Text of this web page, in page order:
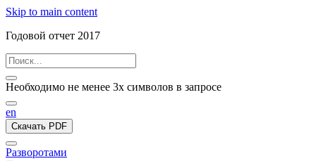
Skip to main content
Годовой отчет 2017
Необходимо не менее 3х символов в запросе
en
Скачать PDF
Разворотами